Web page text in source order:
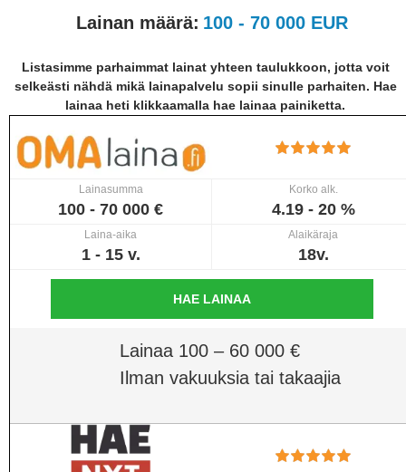
Lainan määrä: 100 - 70 000 EUR
Listasimme parhaimmat lainat yhteen taulukkoon, jotta voit
selkeästi nähdä mikä lainapalvelu sopii sinulle parhaiten. Hae
lainaa heti klikkaamalla hae lainaa painiketta.
Lainasumma
100 - 70 000 €
Korko alk.
4.19 - 20 %
Laina-aika
1 - 15 v.
Alaikäraja
18v.
HAE LAINAA
Lainaa 100 – 60 000 €
Ilman vakuuksia tai takaajia